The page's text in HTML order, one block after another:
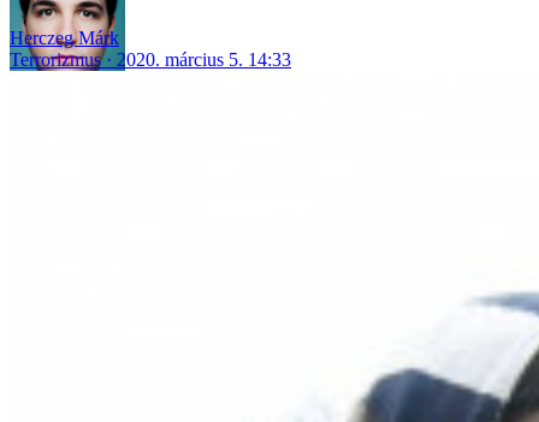
Herczeg Márk
Terrorizmus
2020. március 5. 14:33